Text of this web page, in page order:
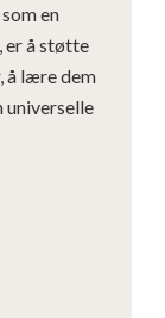
en
er å støtte
å lære dem
universelle